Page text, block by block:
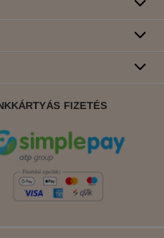
FIZETÉS